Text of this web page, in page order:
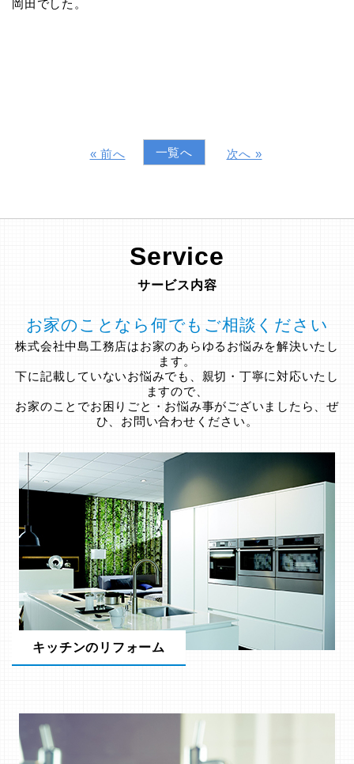
岡田でした。
« 前へ 一覧へ 次へ »
Service
サービス内容
お家のことなら何でもご相談ください
株式会社中島工務店はお家のあらゆるお悩みを解決いたし
ます。
下に記載していないお悩みでも、親切・丁寧に対応いたし
ますので、
お家のことでお困りごと・お悩み事がございましたら、ぜ
ひ、お問い合わせください。
キッチンのリフォーム